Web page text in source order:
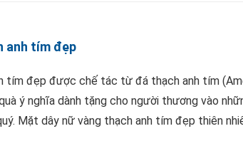
anh tím đẹp
tím đẹp được chế tác từ đá thạch anh tím
ý nghĩa dành tặng cho người thương vào
Mặt dây nữ vàng thạch anh tím đẹp thiên